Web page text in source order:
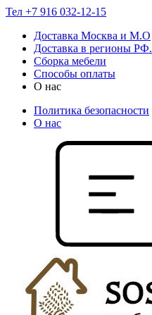
Тел +7 916 032-12-15
Доставка Москва и М.О
Доставка в регионы РФ.
Сборка мебели
Способы оплаты
О нас
Политика безопасности
О нас